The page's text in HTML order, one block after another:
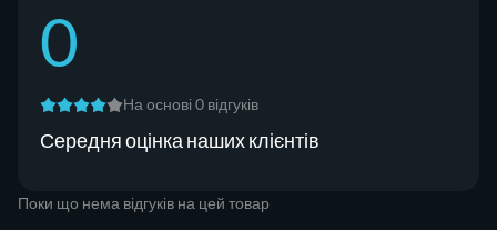
Поки що нема відгуків на цей товар
0
На основі 0 відгуків
Середня оцінка наших клієнтів